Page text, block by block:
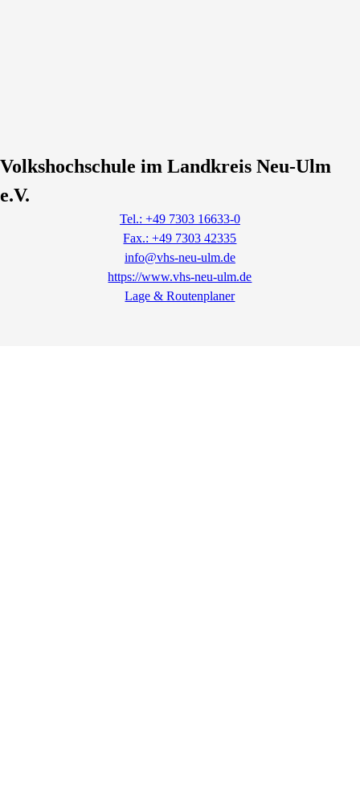
Volkshochschule im Landkreis Neu-Ulm
e.V.
Tel.: +49 7303 16633-0
Fax.: +49 7303 42335
info@vhs-neu-ulm.de
https://www.vhs-neu-ulm.de
Lage & Routenplaner